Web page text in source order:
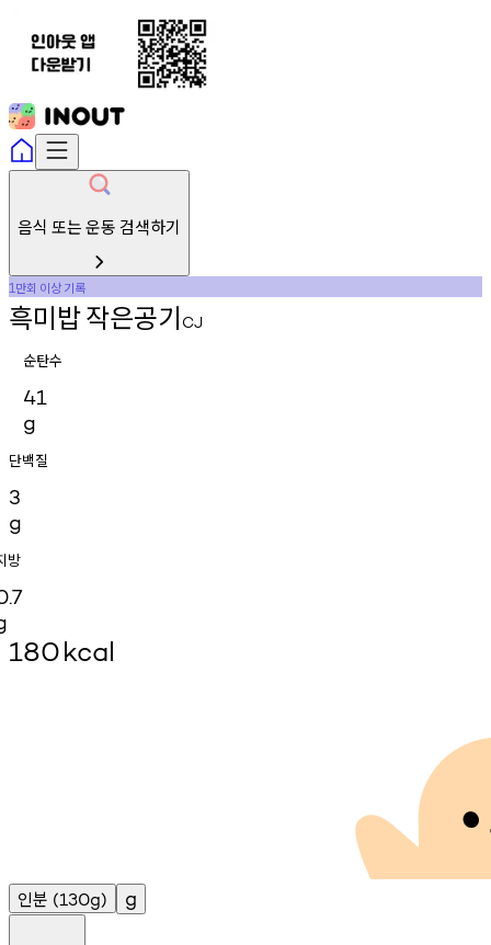
음식 또는 운동 검색하기
1만회 이상기록
흑미밥작은공기 CJ
순탄수
41
g
단백질
3
g
방
180kcal
인분 (130g) g